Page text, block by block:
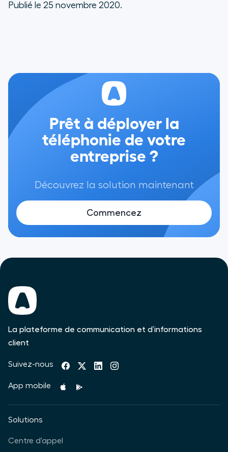
Publié le 25 novembre 2020.
Prêt à déployer la
téléphonie de votre
entreprise ?
Découvrez la solution maintenant
Commencez
La plateforme de communication et d’informations
client
Suivez-nous
App mobile
Solutions
Centre d'appel